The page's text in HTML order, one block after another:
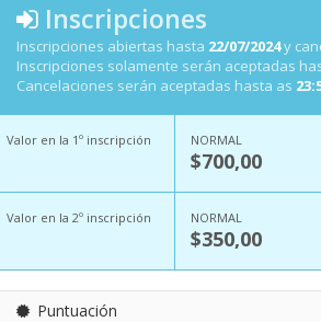
Inscripciones
Inscripciones abiertas hasta 22/07/2024y
Inscripciones solamente serán aceptadas
Cancelaciones serán aceptadas hasta as
Valor en la 1º inscripción NORMAL
$700,00
Valor en la 2º inscripción NORMAL
$350,00
Puntuación